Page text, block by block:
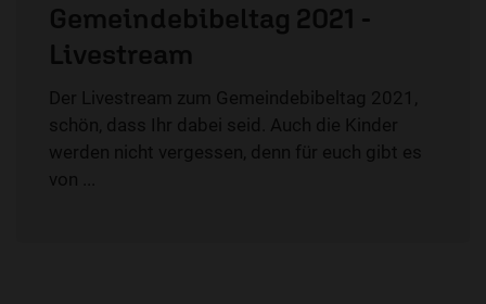
Gemeindebibeltag 2021 -
Livestream
Der Livestream zum Gemeindebibeltag 2021,
schön, dass Ihr dabei seid. Auch die Kinder
werden nicht vergessen, denn für euch gibt es
von ...